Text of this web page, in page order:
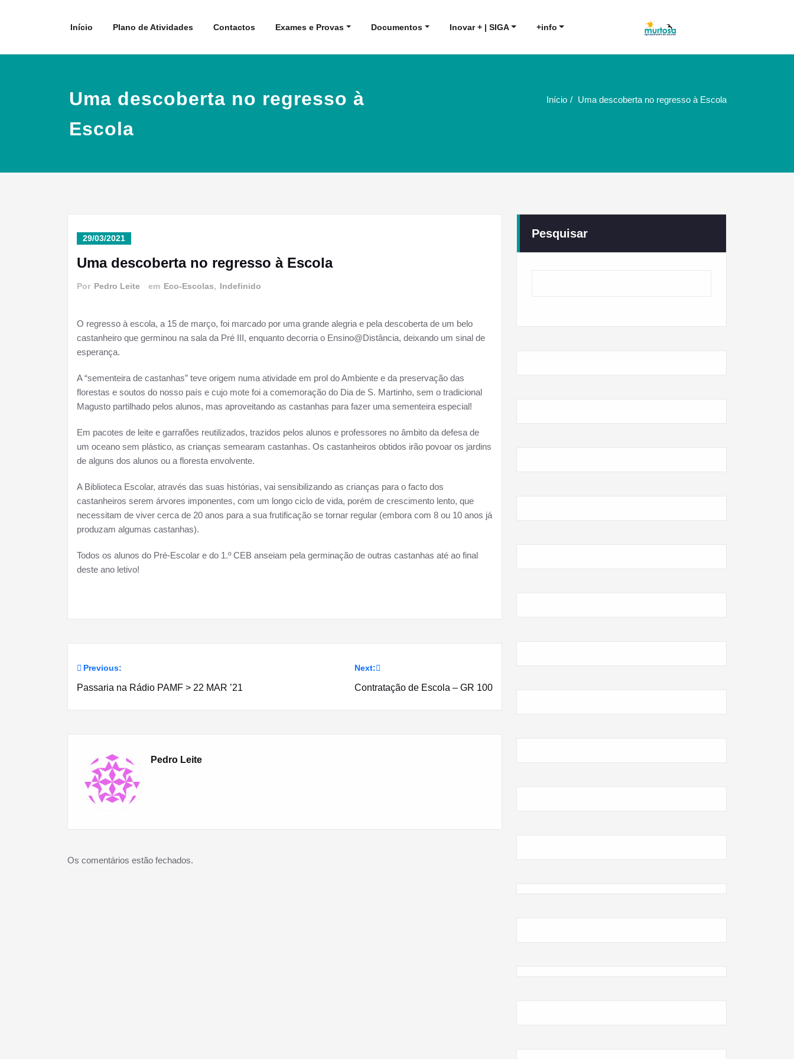
AE Murtosa
Agrupamento de Escolas da
Murtosa
Início Plano de Atividades Contactos Exames e Provas Documentos Inovar + | SIGA +info
Uma descoberta no regresso à
Escola
Início Uma descoberta no regresso à Escola
29/03/2021
Uma descoberta no regresso à Escola
Por Pedro Leite em Eco-Escolas, Indefinido
O regresso à escola, a 15 de março, foi marcado por uma grande alegria e pela descoberta de um belo
castanheiro que germinou na sala da Pré III, enquanto decorria o Ensino@Distância, deixando um sinal de
esperança.
A “sementeira de castanhas” teve origem numa atividade em prol do Ambiente e da preservação das
florestas e soutos do nosso país e cujo mote foi a comemoração do Dia de S. Martinho, sem o tradicional
Magusto partilhado pelos alunos, mas aproveitando as castanhas para fazer uma sementeira especial!
Em pacotes de leite e garrafões reutilizados, trazidos pelos alunos e professores no âmbito da defesa de
um oceano sem plástico, as crianças semearam castanhas. Os castanheiros obtidos irão povoar os jardins
de alguns dos alunos ou a floresta envolvente.
A Biblioteca Escolar, através das suas histórias, vai sensibilizando as crianças para o facto dos
castanheiros serem árvores imponentes, com um longo ciclo de vida, porém de crescimento lento, que
necessitam de viver cerca de 20 anos para a sua frutificação se tornar regular (embora com 8 ou 10 anos já
produzam algumas castanhas).
Todos os alunos do Pré-Escolar e do 1.º CEB anseiam pela germinação de outras castanhas até ao final
deste ano letivo!
Navegação
Previous:
Passaria na Rádio PAMF > 22 MAR ’21
Next:
Contratação de Escola – GR 100
Pedro Leite
Os comentários estão fechados.
Pesquisar